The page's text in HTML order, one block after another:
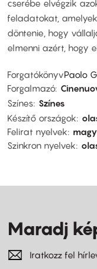
cserébe elvégzik
feladatokat,
döntenie, hogy
elmenni azért, hogy
ForgatókönyvPaolo
Forgalmazó
Színes Színes
Készítő országok
Felirat nyelvek
Szinkron nyelvek
Maradj
Iratkozz fel